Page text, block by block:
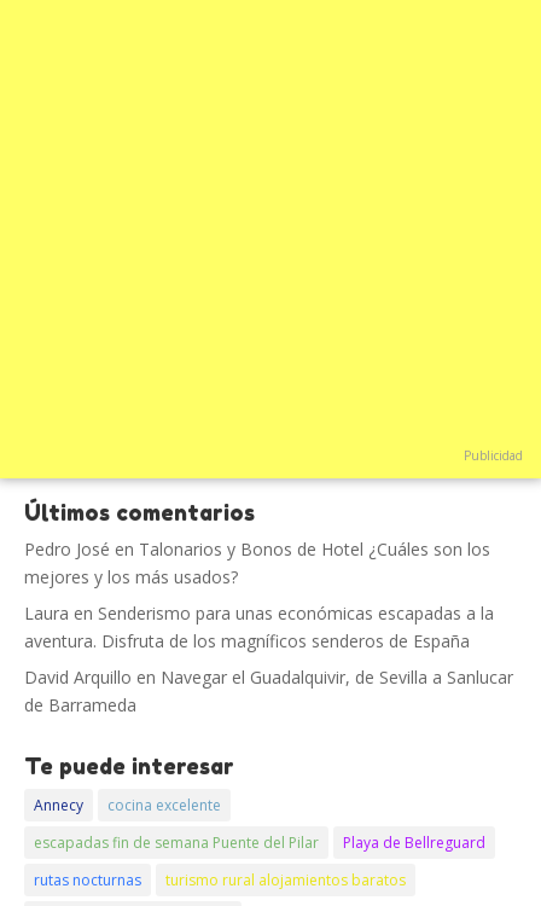
Publicidad
Últimos comentarios
Pedro José en Talonarios y Bonos de Hotel ¿Cuáles son los
mejores y los más usados?
Laura en Senderismo para unas económicas escapadas a la
aventura. Disfruta de los magníficos senderos de España
David Arquillo en Navegar el Guadalquivir, de Sevilla a Sanlucar
de Barrameda
Te puede interesar
Annecy
cocina excelente
escapadas fin de semana Puente del Pilar
Playa de Bellreguard
rutas nocturnas
turismo rural alojamientos baratos